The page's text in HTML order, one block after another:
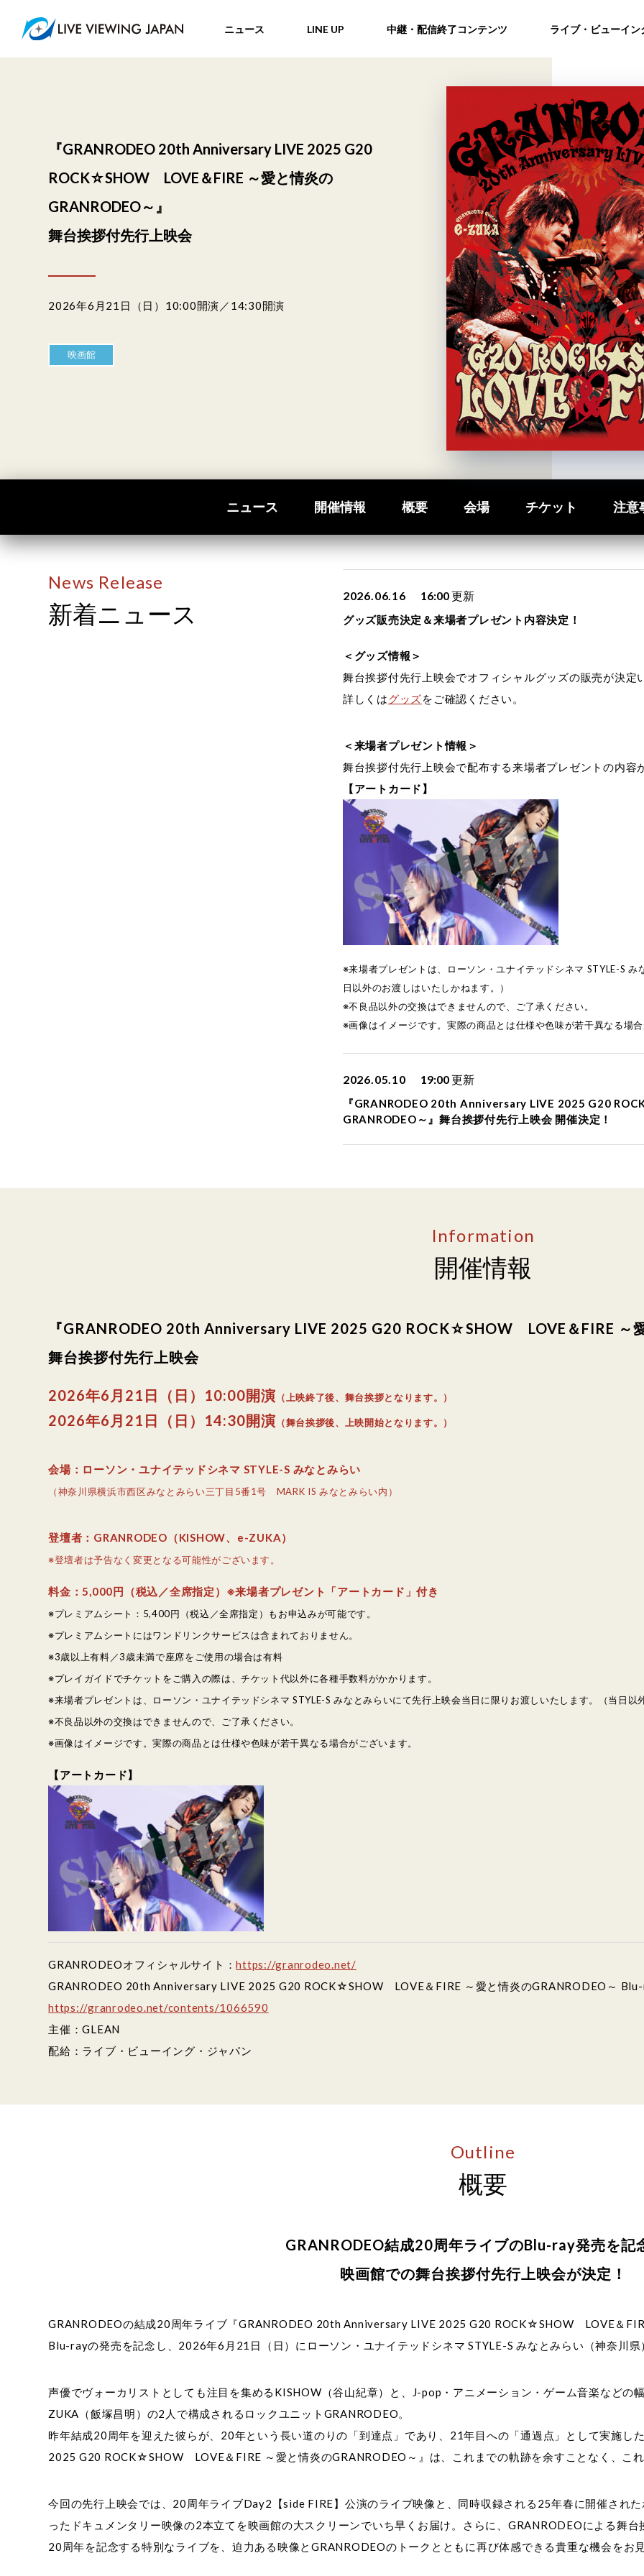
ニュース LINE UP 中継・配信終了コンテンツ ライブ・ビューイン
『GRANRODEO 20th Anniversary LIVE 2025 G20
ROCK☆SHOW LOVE＆FIRE ～愛と情炎の
GRANRODEO～』
舞台挨拶付先行上映会
2026年6月21日（日）10:00開演／14:30開演
映画館
ニュース 開催情報 概要 会場 チケット 注意
News Release
新着ニュース
2026.06.16 16:00更新
グッズ販売決定＆来場者プレゼント内容決定！
＜グッズ情報＞
舞台挨拶付先行上映会でオフィシャルグッズの販売が決定
詳しくはグッズをご確認ください。
＜来場者プレゼント情報＞
舞台挨拶付先行上映会で配布する来場者プレゼントの内容
【アートカード】
※来場者プレゼントは、ローソン・ユナイテッドシネマ STYLE-S
日以外のお渡しはいたしかねます。）
※不良品以外の交換はできませんので、ご了承ください。
※画像はイメージです。実際の商品とは仕様や色味が若干異なる場合
2026.05.10 19:00更新
『GRANRODEO 20th Anniversary LIVE 2025 G20
GRANRODEO～』舞台挨拶付先行上映会 開催決定！
Information
開催情報
『GRANRODEO 20th Anniversary LIVE 2025 G20 ROCK☆SHOW LOVE＆FIRE ～
舞台挨拶付先行上映会
2026年6月21日（日）10:00開演 （上映終了後、舞台挨拶となります。）
2026年6月21日（日）14:30開演 （舞台挨拶後、上映開始となります。）
会場：ローソン・ユナイテッドシネマ STYLE-S みなとみらい
（神奈川県横浜市西区みなとみらい三丁目5番1号 MARK IS みなとみらい内）
登壇者：GRANRODEO（KISHOW、e-ZUKA）
※登壇者は予告なく変更となる可能性がございます。
料金：5,000円（税込／全席指定）※来場者プレゼント「アートカード」付き
※プレミアムシート：5,400円（税込／全席指定）もお申込みが可能です。
※プレミアムシートにはワンドリンクサービスは含まれておりません。
※3歳以上有料／3歳未満で座席をご使用の場合は有料
※プレイガイドでチケットをご購入の際は、チケット代以外に各種手数料がかかります。
※来場者プレゼントは、ローソン・ユナイテッドシネマ STYLE-S みなとみらいにて先行上映会当日に限りお渡しいたします。（当日以
※不良品以外の交換はできませんので、ご了承ください。
※画像はイメージです。実際の商品とは仕様や色味が若干異なる場合がございます。
【アートカード】
GRANRODEOオフィシャルサイト：https://granrodeo.net/
GRANRODEO 20th Anniversary LIVE 2025 G20 ROCK☆SHOW LOVE＆FIRE ～愛と情炎のGRANRODEO～ Blu-
https://granrodeo.net/contents/1066590
主催：GLEAN
配給：ライブ・ビューイング・ジャパン
Outline
概要
GRANRODEO結成20周年ライブのBlu-ray発売を記
映画館での舞台挨拶付先行上映会が決定！
GRANRODEOの結成20周年ライブ『GRANRODEO 20th Anniversary LIVE 2025 G20 ROCK☆SHOW LOVE＆
Blu-rayの発売を記念し、2026年6月21日（日）にローソン・ユナイテッドシネマ STYLE-S みなとみらい（神奈川県
声優でヴォーカリストとしても注目を集めるKISHOW（谷山紀章）と、J-pop・アニメーション・ゲーム音楽などの
ZUKA（飯塚昌明）の2人で構成されるロックユニットGRANRODEO。
昨年結成20周年を迎えた彼らが、20年という長い道のりの「到達点」であり、21年目への「通過点」として実施
2025 G20 ROCK☆SHOW LOVE＆FIRE ～愛と情炎のGRANRODEO～』は、これまでの軌跡を余すことなく、これ
今回の先行上映会では、20周年ライブDay2【side FIRE】公演のライブ映像と、同時収録される25年春に開催され
ったドキュメンタリー映像の2本立てを映画館の大スクリーンでいち早くお届け。さらに、GRANRODEOによる舞台
20周年を記念する特別なライブを、迫力ある映像とGRANRODEOのトークとともに再び体感できる貴重な機会をお